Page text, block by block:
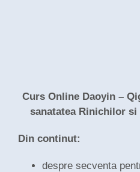
Curs Online Daoyin –
sanatatea Rinichilor si
Din continut:
despre secventa